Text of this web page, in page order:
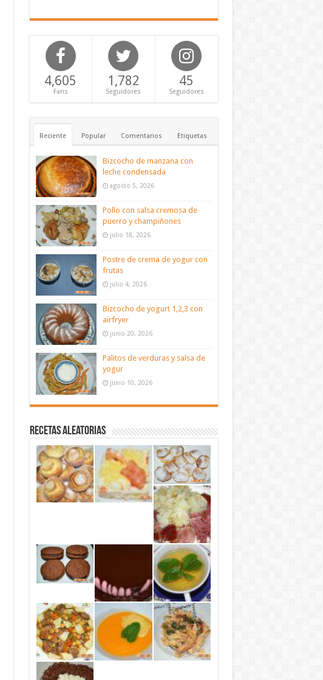
4,605
Fans
1,782
Seguidores
45
Seguidores
Reciente Popular Comentarios Etiquetas
Bizcocho de manzana con
leche condensada
agosto 5, 2026
Pollo con salsa cremosa de
puerro y champiñones
julio 18, 2026
Postre de crema de yogur con
frutas
julio 4, 2026
Bizcocho de yogurt 1,2,3 con
airfryer
junio 20, 2026
Palitos de verduras y salsa de
yogur
junio 10, 2026
Recetas aleatorias